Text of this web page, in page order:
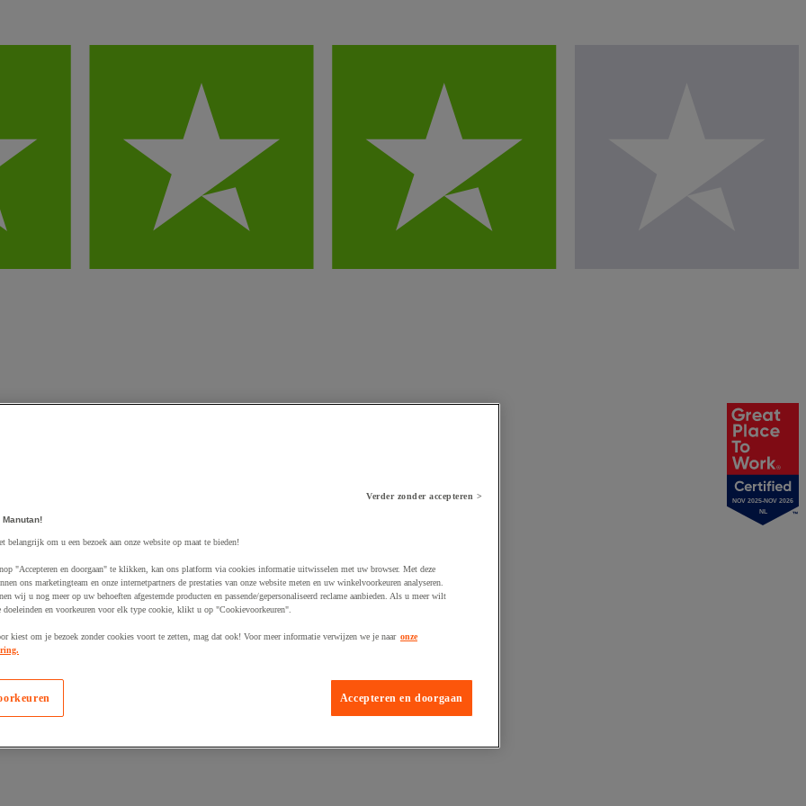
NOV 2025-NOV 2026
NL
Verder zonder accepteren >
belangrijk om u een bezoek aan onze website op maat te bieden!
"Accepteren en doorgaan" te klikken, kan ons platform via cookies informatie uitwisselen met uw browser. Met deze
ons marketingteam en onze internetpartners de prestaties van onze website meten en uw winkelvoorkeuren analyseren.
wij u nog meer op uw behoeften afgestemde producten en passende/gepersonaliseerd reclame aanbieden. Als u meer wilt
doeleinden en voorkeuren voor elk type cookie, klikt u op "Cookievoorkeuren".
kiest om je bezoek zonder cookies voort te zetten, mag dat ook! Voor meer informatie verwijzen we je naar onze
Accepteren en doorgaan